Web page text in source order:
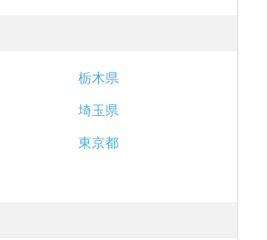
栃木県
埼玉県
東京都